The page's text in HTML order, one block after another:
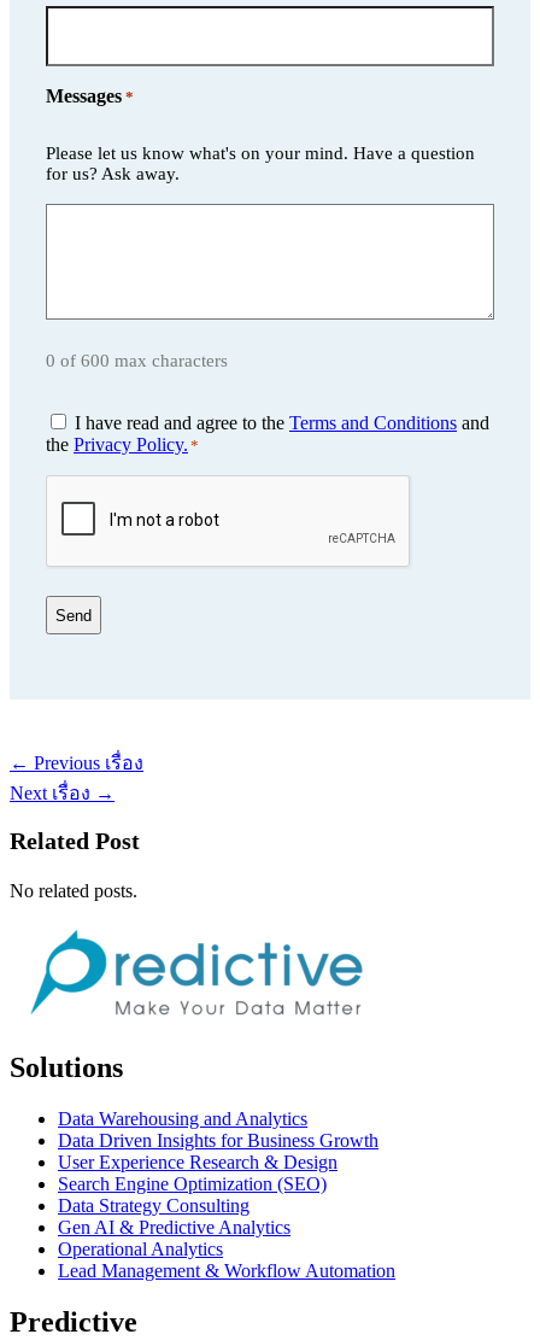
Messages *
Please let us know what's on your mind. Have a question
for us? Ask away.
0 of 600 max characters
Consent
*
I have read and agree to the Terms and Conditions and
the Privacy Policy. *
CAPTCHA
← Previous เรื่อง
Next เรื่อง →
Related Post
No related posts.
Solutions
Data Warehousing and Analytics
Data Driven Insights for Business Growth
User Experience Research & Design
Search Engine Optimization (SEO)
Data Strategy Consulting
Gen AI & Predictive Analytics
Operational Analytics
Lead Management & Workflow Automation
Predictive